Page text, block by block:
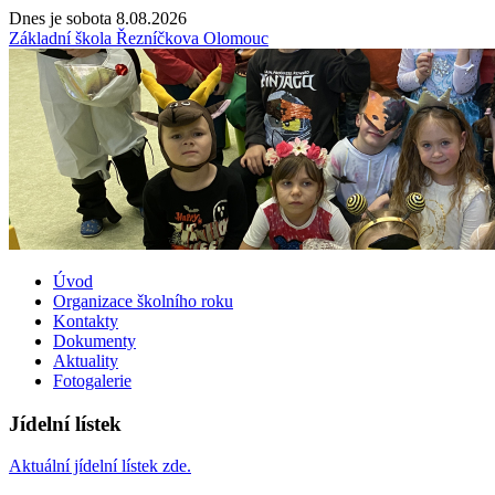
Dnes je sobota 8.08.2026
Základní škola Řezníčkova Olomouc
Úvod
Organizace školního roku
Kontakty
Dokumenty
Aktuality
Fotogalerie
Jídelní lístek
Aktuální jídelní lístek zde.